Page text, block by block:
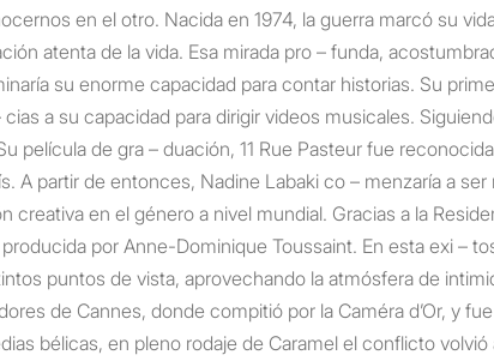
en el otro. Nacida en 1974, la guerra marcó su
atenta de la vida. Esa mirada pro – funda,
su enorme capacidad para contar historias. Su
a su capacidad para dirigir videos musicales.
película de gra – duación, 11 Rue Pasteur fue
A partir de entonces, Nadine Labaki co – menzaría a
en el género a nivel mundial. Gracias a la
por Anne-Dominique Toussaint. En esta exi –
puntos de vista, aprovechando la atmósfera de
de Cannes, donde compitió por la Caméra d’Or, y
bélicas, en pleno rodaje de Caramel el conflicto